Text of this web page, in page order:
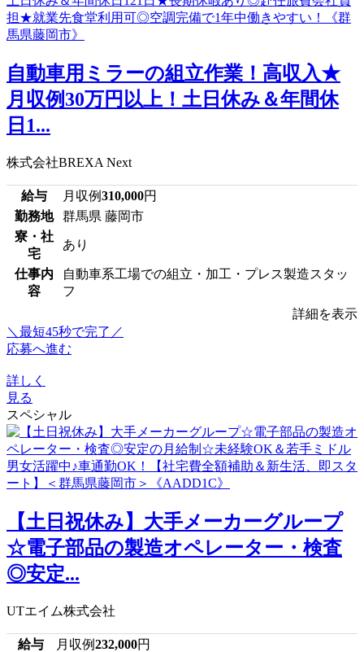
自動車用ミラーの組立作業！高収入★
月収例30万円以上！土日休み＆年間休
日1...
株式会社BREXA Next
給与 月収例310,000円
勤務地
群馬県 藤岡市
寮・社
宅
あり
仕事内
容
自動車系工場での組立・加工・プレス製造スタッ
フ
詳細を表示
＼最短45秒で完了／
応募へ進む
詳しく
見る
スペシャル
【土日祝休み】大手メーカーグループ
☆電子部品の製造オペレーター・検査
◎安定...
UTエイム株式会社
給与 月収例232,000円